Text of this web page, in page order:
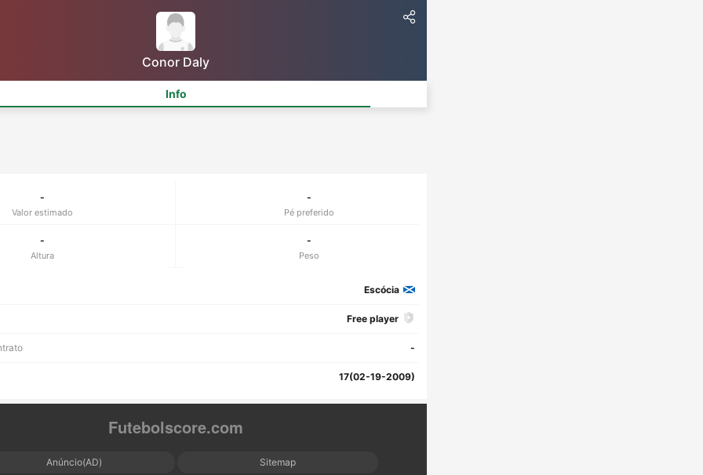
Conor Daly
Info
-
Valor estimado
-
Pé preferido
-
Altura
-
Peso
Escócia
Free player
-
17(02-19-2009)
Futebolscore.com
Anúncio(AD) Sitemap